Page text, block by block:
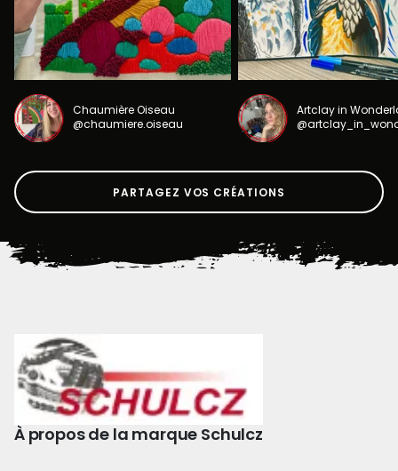
Chaumière Oiseau
@chaumiere.oiseau
Artclay in
PARTAGEZ VOS CRÉATIONS
À propos de la marque Schulcz